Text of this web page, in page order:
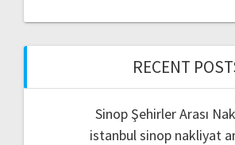
RECENT
Sinop Şehirler Arası
istanbul sinop nakliyat